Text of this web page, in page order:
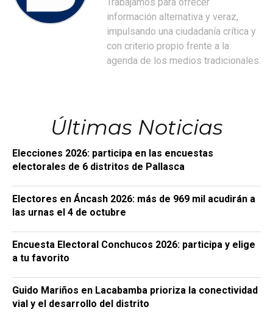
información alternativa y veraz,
impulsando una ciudadanía crítica y
con criterio propio frente a la
agenda de los medios tradicionales.
Últimas Noticias
Elecciones 2026: participa en las encuestas
electorales de 6 distritos de Pallasca
Electores en Áncash 2026: más de 969 mil acudirán a
las urnas el 4 de octubre
Encuesta Electoral Conchucos 2026: participa y elige
a tu favorito
Guido Mariños en Lacabamba prioriza la conectividad
vial y el desarrollo del distrito